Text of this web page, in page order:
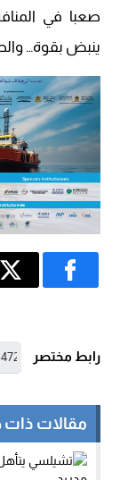
صعبا في
ينبض بقوة…
رابط مختصر
مقالات ذات